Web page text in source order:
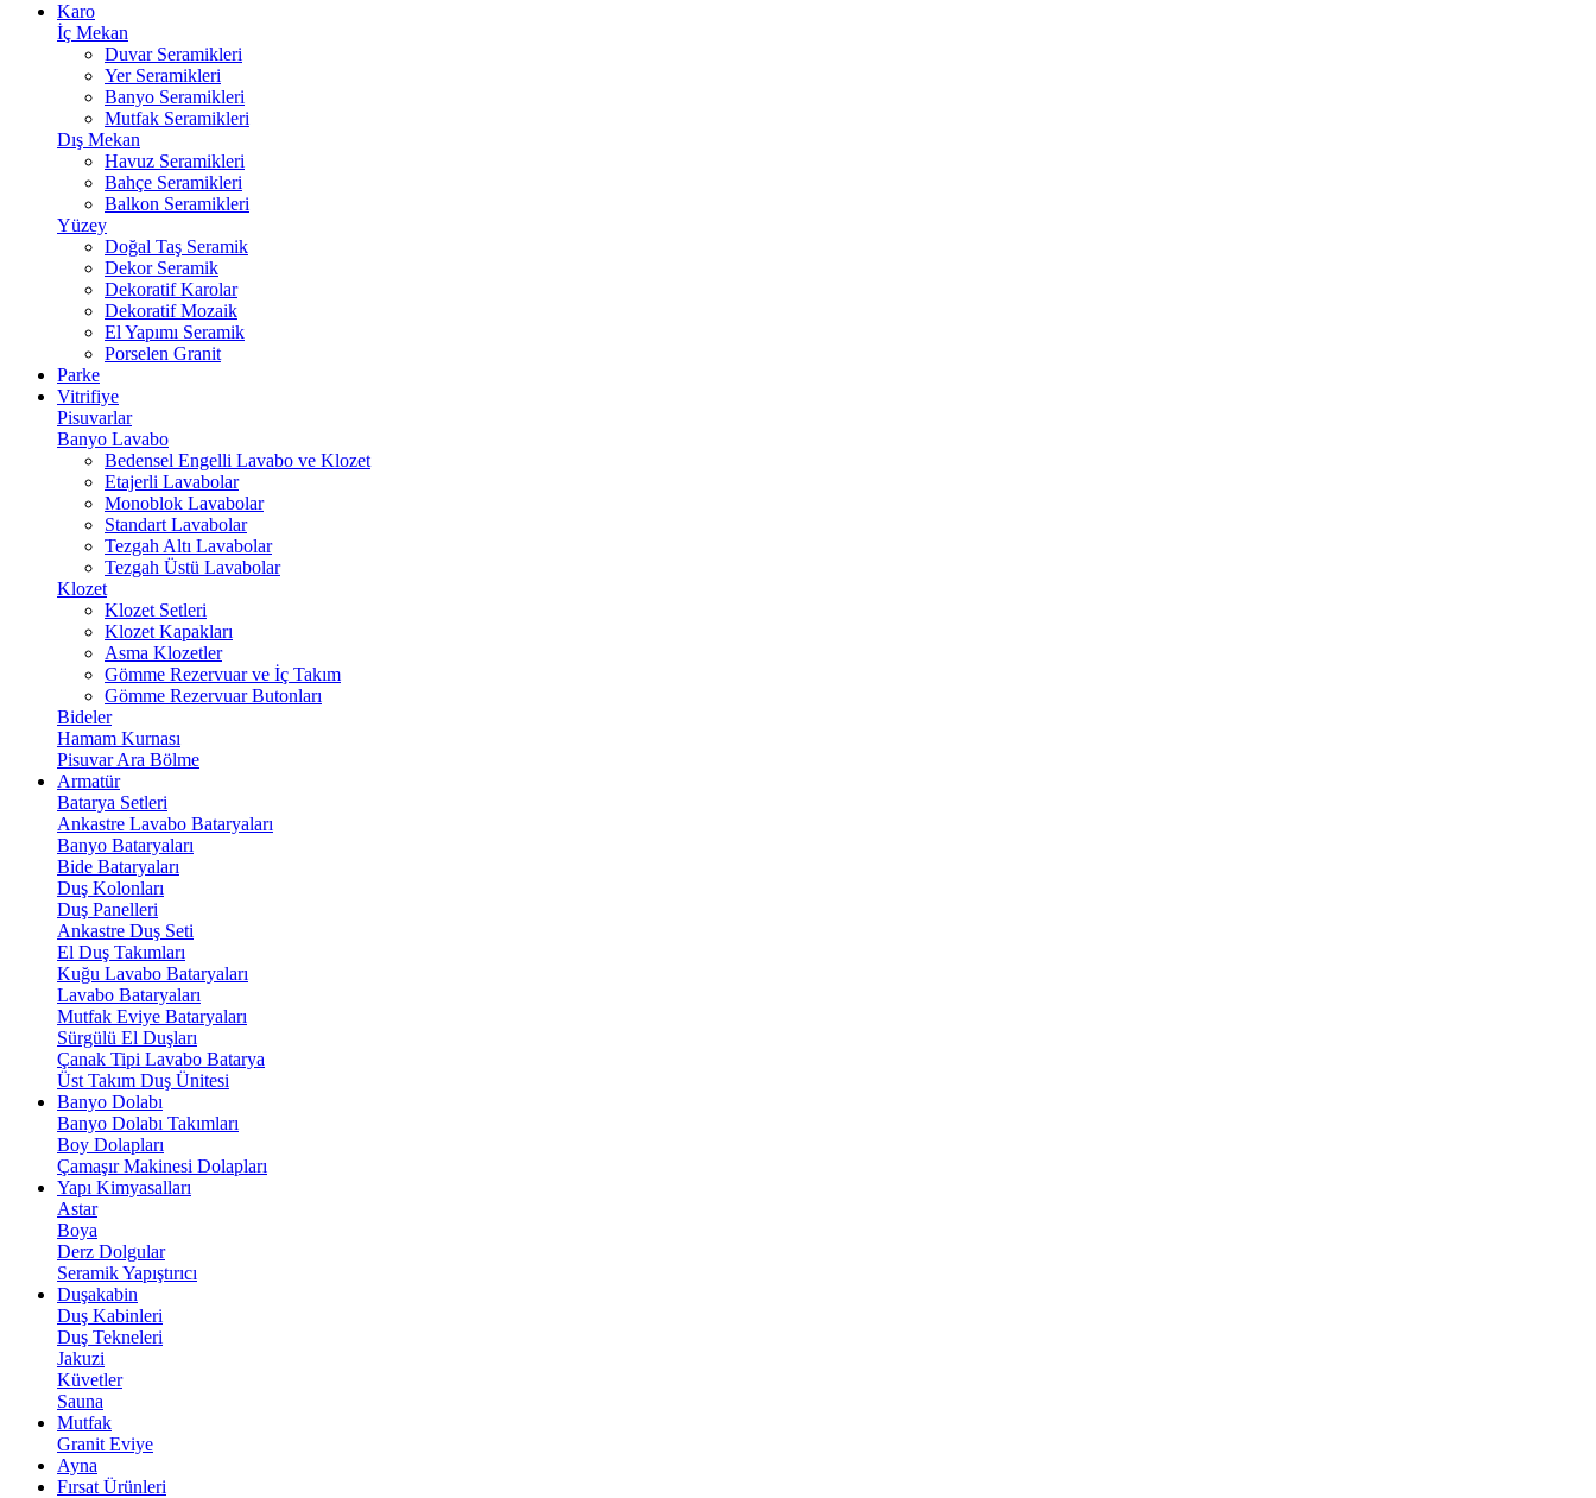
Karo
İç Mekan
Duvar Seramikleri
Yer Seramikleri
Banyo Seramikleri
Mutfak Seramikleri
Dış Mekan
Havuz Seramikleri
Bahçe Seramikleri
Balkon Seramikleri
Yüzey
Doğal Taş Seramik
Dekor Seramik
Dekoratif Karolar
Dekoratif Mozaik
El Yapımı Seramik
Porselen Granit
Parke
Vitrifiye
Pisuvarlar
Banyo Lavabo
Bedensel Engelli Lavabo ve Klozet
Etajerli Lavabolar
Monoblok Lavabolar
Standart Lavabolar
Tezgah Altı Lavabolar
Tezgah Üstü Lavabolar
Klozet
Klozet Setleri
Klozet Kapakları
Asma Klozetler
Gömme Rezervuar ve İç Takım
Gömme Rezervuar Butonları
Bideler
Hamam Kurnası
Pisuvar Ara Bölme
Armatür
Batarya Setleri
Ankastre Lavabo Bataryaları
Banyo Bataryaları
Bide Bataryaları
Duş Kolonları
Duş Panelleri
Ankastre Duş Seti
El Duş Takımları
Kuğu Lavabo Bataryaları
Lavabo Bataryaları
Mutfak Eviye Bataryaları
Sürgülü El Duşları
Çanak Tipi Lavabo Batarya
Üst Takım Duş Ünitesi
Banyo Dolabı
Banyo Dolabı Takımları
Boy Dolapları
Çamaşır Makinesi Dolapları
Yapı Kimyasalları
Astar
Boya
Derz Dolgular
Seramik Yapıştırıcı
Duşakabin
Duş Kabinleri
Duş Tekneleri
Jakuzi
Küvetler
Sauna
Mutfak
Granit Eviye
Ayna
Fırsat Ürünleri